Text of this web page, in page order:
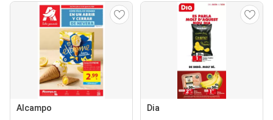
Alcampo Dia